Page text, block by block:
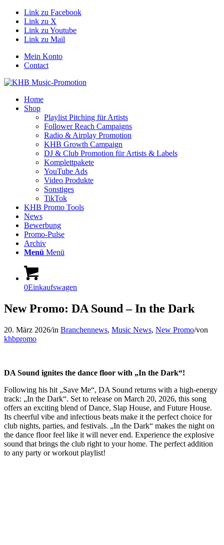
Link zu Facebook
Link zu X
Link zu Youtube
Link zu Mail
Mein Konto
Contact
Home
Shop
Playlist Pitching für Artists
Follower Reach Campaigns
Radio & Airplay Promotion
KHB Growth Campaign
DJ & Club Promotion für Artists & Labels
Komplettpakete
YouTube Ads
Video Produkte
Sonstiges
TikTok
KHB Promo Tools
News
Bewerbung
Promo-Pulse
Archiv
Menü Menü
0Einkaufswagen
New Promo: DA Sound – In the Dark
20. März 2026/in Branchennews, Music News, New Promo/von
khbpromo
DA Sound ignites the dance floor with „In the Dark“!
Following his hit „Save Me“, DA Sound returns with a high-energy
track: „In the Dark“. Set to release on March 20, 2026, this song
offers an exciting blend of Dance, Slap House, and Future House.
Its cheerful vibe and infectious beats make it the perfect choice for
club nights, parties, and festivals. „In the Dark“ makes the night on
the dance floor feel like it will never end. Experience the explosive
sound that brings the club right to your home. The perfect addition
to any party or workout playlist!